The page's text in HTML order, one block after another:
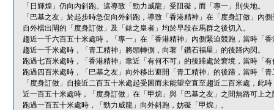
「日輝煌」仍向內斜跑。這導致「勁力威龍」受阻礙，而「專一」則失地。
「巴基之友」於起步時急促向外斜跑，導致「香港精神」在「度身訂做」內
自外檔出閘的「度身訂做」及「錶之皇者」均於早段在馬群之後切入。
趨近一千六百五十米處時，「專一」在「香港精神」內側緊迫競跑，當時「
趨近一千米處時，「青工精神」將頭轉側，向著「鑽石福星」的後蹄內閃。
跑過七百米處時，「香港精神」靠近「有何不可」的後蹄處於窘境，當時「
跑過四百米處時，「巴基之友」向外移出避開「青工精神」的後蹄，當時「
「度身訂做」自接近二百五十米處起受困而未能望空直至趨近二百米處，此
近一百五十米處時，「度身訂做」在「甲烷」與「巴基之友」之間無路可上
跑過一百五十米處時，「勁力威龍」向外斜跑，妨礙「甲烷」。